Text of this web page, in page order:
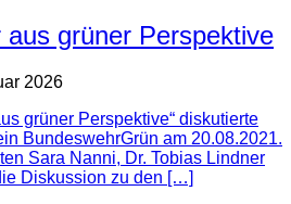
aus grüner Perspektive
2026
grüner Perspektive“ diskutierte
BundeswehrGrün am 20.08.2021.
Sara Nanni, Dr. Tobias Lindner
Diskussion zu den […]